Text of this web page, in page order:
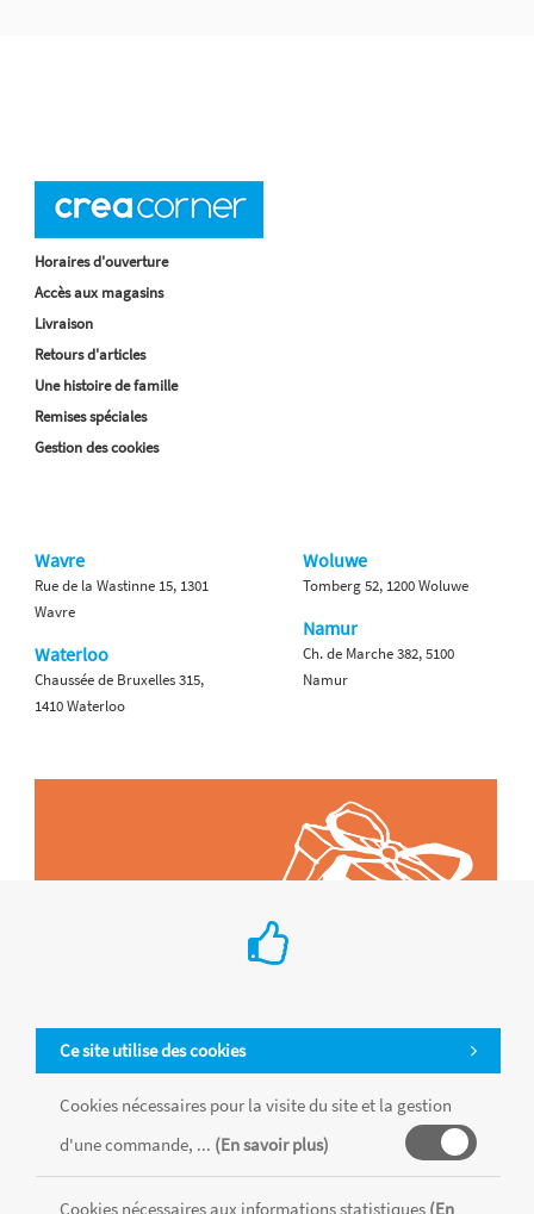
Ce site utilise des cookies
Cookies nécessaires pour la visite du site et la gestion
d'une commande, ... (En savoir plus)
Cookies nécessaires aux informations statistiques (En
Horaires d'ouverture
Accès aux magasins
Livraison
Retours d'articles
Une histoire de famille
Remises spéciales
Gestion des cookies
Wavre
Rue de la Wastinne 15, 1301
Wavre
Waterloo
Chaussée de Bruxelles 315,
1410 Waterloo
Woluwe
Tomberg 52, 1200 Woluwe
Namur
Ch. de Marche 382, 5100
Namur